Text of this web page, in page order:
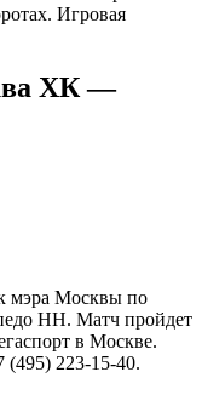
ХК —
мэра Москвы по
НН. Матч пройдет
в Москве.
(495) 223-15-40.